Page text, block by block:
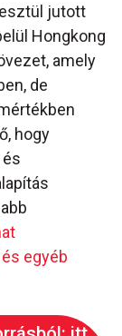
jutott
Hongkong
amely
de
hogy
egyéb